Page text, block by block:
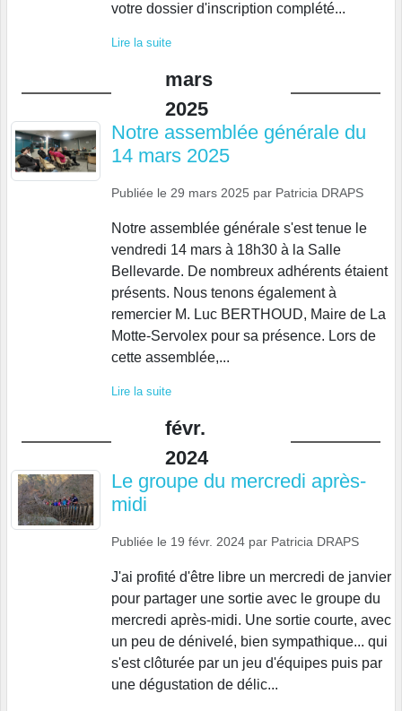
votre dossier d'inscription complété...
Lire la suite
mars
2025
Notre assemblée générale du
14 mars 2025
Publiée le 29 mars 2025 par Patricia DRAPS
Notre assemblée générale s'est tenue le
vendredi 14 mars à 18h30 à la Salle
Bellevarde. De nombreux adhérents étaient
présents. Nous tenons également à
remercier M. Luc BERTHOUD, Maire de La
Motte-Servolex pour sa présence. Lors de
cette assemblée,...
Lire la suite
févr.
2024
Le groupe du mercredi après-
midi
Publiée le 19 févr. 2024 par Patricia DRAPS
J'ai profité d'être libre un mercredi de janvier
pour partager une sortie avec le groupe du
mercredi après-midi. Une sortie courte, avec
un peu de dénivelé, bien sympathique... qui
s'est clôturée par un jeu d'équipes puis par
une dégustation de délic...